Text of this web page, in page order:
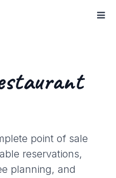
point of sale
reservations,
planning, and